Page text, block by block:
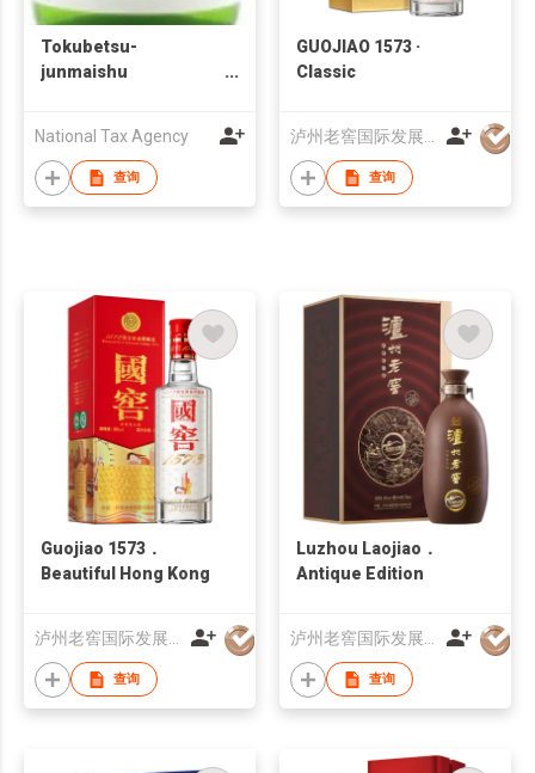
Tokubetsu-
junmaishu
National Tax Agency
查询
GUOJIAO 1573 ·
Classic
查询
Guojiao 1573．
Beautiful Hong Kong
泸州老窖国际发展（香港）有限公司
查询
Luzhou Laojiao．
Antique Edition
泸州老窖国际发展（香港）有限公司
查询